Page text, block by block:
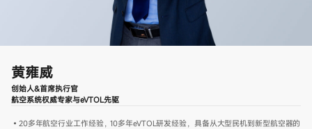
黄雍威
创始人&首席执行官
航空系统权威专家与eVTOL先驱
•20多年航空行业工作经验，10多年eVTOL研发经验，具备从大型民机到新型航空器的